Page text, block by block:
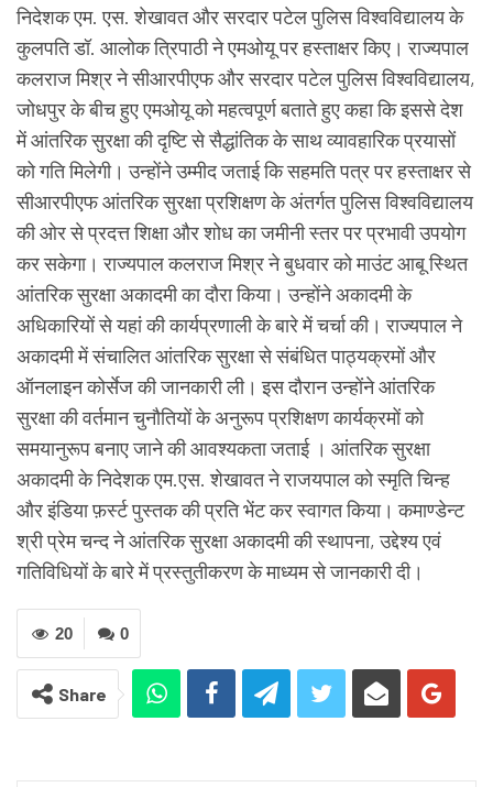
निदेशक एम. एस. शेखावत और सरदार पटेल पुलिस विश्वविद्यालय के
कुलपति डॉ. आलोक त्रिपाठी ने एमओयू पर हस्ताक्षर किए। राज्यपाल
कलराज मिश्र ने सीआरपीएफ और सरदार पटेल पुलिस विश्वविद्यालय,
जोधपुर के बीच हुए एमओयू को महत्वपूर्ण बताते हुए कहा कि इससे देश
में आंतरिक सुरक्षा की दृष्टि से सैद्धांतिक के साथ व्यावहारिक प्रयासों
को गति मिलेगी। उन्होंने उम्मीद जताई कि सहमति पत्र पर हस्ताक्षर से
सीआरपीएफ आंतरिक सुरक्षा प्रशिक्षण के अंतर्गत पुलिस विश्वविद्यालय
की ओर से प्रदत्त शिक्षा और शोध का जमीनी स्तर पर प्रभावी उपयोग
कर सकेगा। राज्यपाल कलराज मिश्र ने बुधवार को माउंट आबू स्थित
आंतरिक सुरक्षा अकादमी का दौरा किया। उन्होंने अकादमी के
अधिकारियों से यहां की कार्यप्रणाली के बारे में चर्चा की। राज्यपाल ने
अकादमी में संचालित आंतरिक सुरक्षा से संबंधित पाठ्यक्रमों और
ऑनलाइन कोर्सेज की जानकारी ली। इस दौरान उन्होंने आंतरिक
सुरक्षा की वर्तमान चुनौतियों के अनुरूप प्रशिक्षण कार्यक्रमों को
समयानुरूप बनाए जाने की आवश्यकता जताई । आंतरिक सुरक्षा
अकादमी के निदेशक एम.एस. शेखावत ने राजयपाल को स्मृति चिन्ह
और इंडिया फ़र्स्ट पुस्तक की प्रति भेंट कर स्वागत किया। कमाण्डेन्ट
श्री प्रेम चन्द ने आंतरिक सुरक्षा अकादमी की स्थापना, उद्देश्य एवं
गतिविधियों के बारे में प्रस्तुतीकरण के माध्यम से जानकारी दी।
0
20
Share